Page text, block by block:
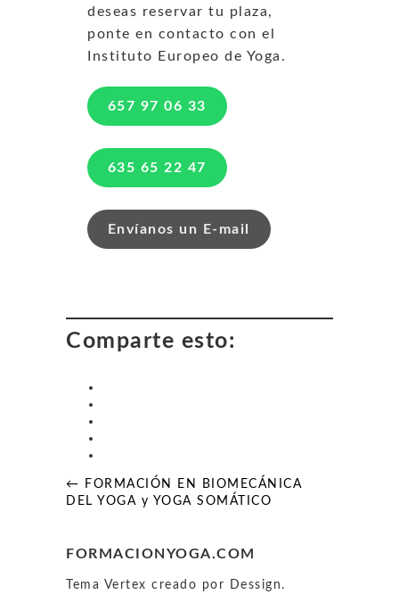
deseas reservar tu plaza,
ponte en contacto con el
Instituto Europeo de Yoga.
657 97 06 33
635 65 22 47
Envíanos un E-mail
Comparte esto:
Navegación
de
← FORMACIÓN EN BIOMECÁNICA
DEL YOGA y YOGA SOMÁTICO
FORMACIONYOGA.COM
Tema Vertex creado por Dessign.